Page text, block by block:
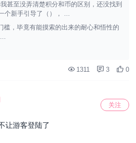
我甚至没弄清楚积分和币的区别，还没找到
个新手引导了（）， ...
槛，毕竟有能摸索的出来的耐心和悟性的
1311 3 0
关注
让游客登陆了